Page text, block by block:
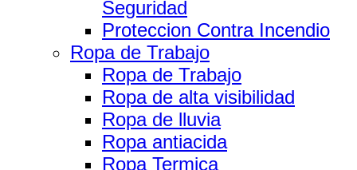
Seguridad
Proteccion Contra Incendio
Ropa de Trabajo
Ropa de Trabajo
Ropa de alta visibilidad
Ropa de lluvia
Ropa antiacida
Ropa Termica